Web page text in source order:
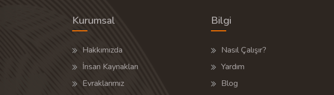
Kurumsal
Hakkımızda
İnsan Kaynakları
Evraklarımız
Bilgi
Nasıl Çalışır?
Yardım
Blog